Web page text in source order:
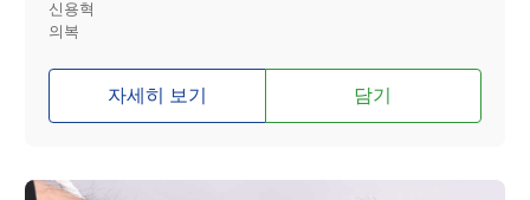
신용혁
의복
자세히 보기 담기